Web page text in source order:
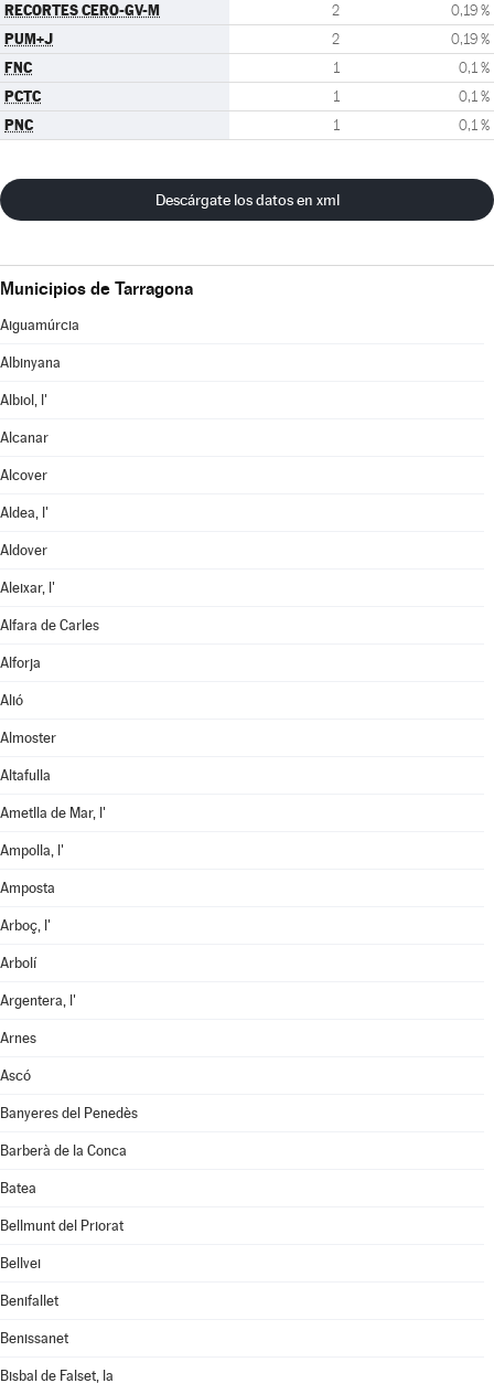
RECORTES CERO-GV-M 2 0,19 %
PUM+J 2 0,19 %
FNC 1 0,1 %
PCTC 1 0,1 %
PNC 1 0,1 %
Descárgate los datos en xml
Municipios de Tarragona
Aiguamúrcia
Albinyana
Albiol, l'
Alcanar
Alcover
Aldea, l'
Aldover
Aleixar, l'
Alfara de Carles
Alforja
Alió
Almoster
Altafulla
Ametlla de Mar, l'
Ampolla, l'
Amposta
Arboç, l'
Arbolí
Argentera, l'
Arnes
Ascó
Banyeres del Penedès
Barberà de la Conca
Batea
Bellmunt del Priorat
Bellvei
Benifallet
Benissanet
Bisbal de Falset, la